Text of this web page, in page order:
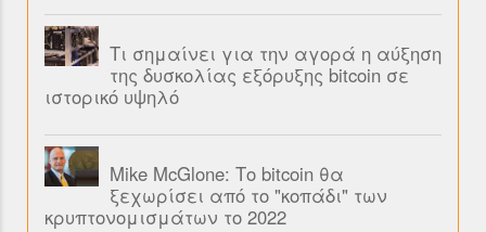
Τι σημαίνει για την αγορά η αύξηση
της δυσκολίας εξόρυξης bitcoin σε
ιστορικό υψηλό
Mike McGlone: Το bitcoin θα
ξεχωρίσει από το "κοπάδι" των
κρυπτονομισμάτων το 2022